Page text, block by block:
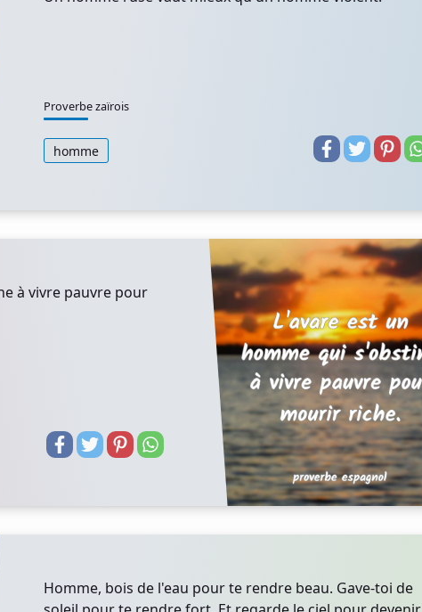
Proverbe zaïrois
homme
à vivre pauvre pour
Homme, bois de l'eau pour te rendre beau. Gave-toi de